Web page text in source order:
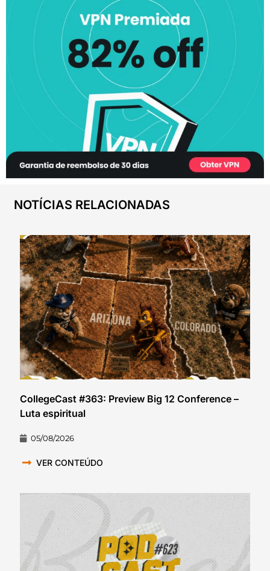
NOTÍCIAS RELACIONADAS
CollegeCast #363: Preview Big 12 Conference –
Luta espiritual
05/08/2026
VER CONTEÚDO